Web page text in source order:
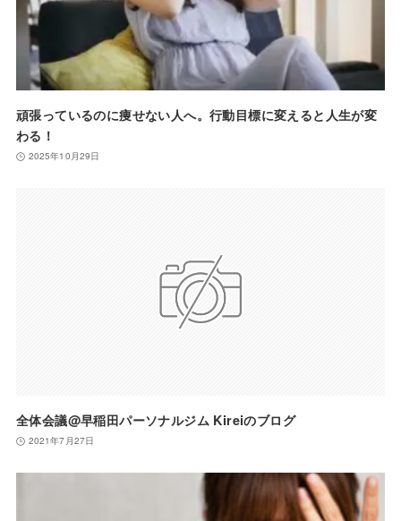
頑張っているのに痩せない人へ。行動目標に変えると人生が変
わる！
2025年10月29日
全体会議@早稲田パーソナルジム Kireiのブログ
2021年7月27日